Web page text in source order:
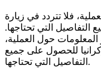
فلا تتردد في زيارة
التفاصيل التي تحتاجها.
حول العملية،
للحصول على جميع
التفاصيل التي تحتاجها.